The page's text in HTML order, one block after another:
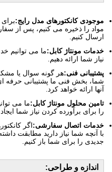
موجودی کانکتورهای مدل رایج:
ارسال کنیم.
خدمات مونتاژ کابل:ما می توانیم
نیاز شما ارائه دهیم.
پشتیبانی فنی:هر گونه سوال یا
شما، بخش فنی ما پشتیبانی حرفه
آنها ارائه خواهد کرد.
تامین محلول مونتاژ کابل:ما می
را برای برآورده کردن نیاز شما ایجاد
خدمات اتصال سفارشی:اگر
با آنچه شما نیاز دارید مطابقت
جدیدی را برای شما باز کنیم.
اندازه و طراحی: